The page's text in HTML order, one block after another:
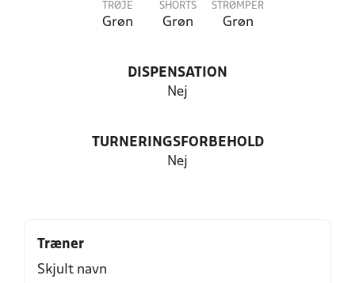
TRØJE
Grøn
SHORTS
Grøn
STRØMPER
Grøn
DISPENSATION
Nej
TURNERINGSFORBEHOLD
Nej
Træner
Skjult navn